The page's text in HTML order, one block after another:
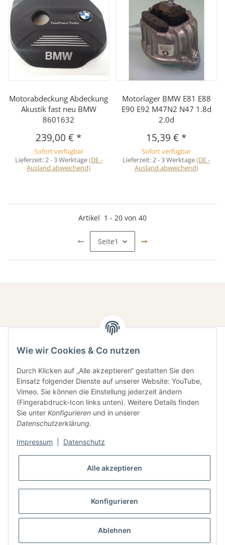
Motorabdeckung Abdeckung
Akustik fast neu BMW
8601632
239,00 € *
Sofort verfügbar
Lieferzeit:2 - 3 Werktage(DE -
Ausland abweichend)
Motorlager BMW E81 E88
E90 E92 M47N2 N47 1.8d
2.0d
15,39 € *
Sofort verfügbar
Lieferzeit:2 - 3 Werktage(DE -
Ausland abweichend)
Artikel 1 - 20 von 40
Seite1
Gesetzliche Informationen
Informationen
* Alle Preise inkl. gesetzlicher USt., zzgl.
Wie wir Cookies & Co nutzen
Durch Klicken auf „Alle akzeptieren“ gestatten Sie den
Einsatz folgender Dienste auf unserer Website: YouTube,
Vimeo. Sie können die Einstellung jederzeit ändern
(Fingerabdruck-Icon links unten). Weitere Details finden
Sie unter Konfigurieren und in unserer
Datenschutzerklärung.
Impressum Datenschutz
Alle akzeptieren
Konfigurieren
Ablehnen